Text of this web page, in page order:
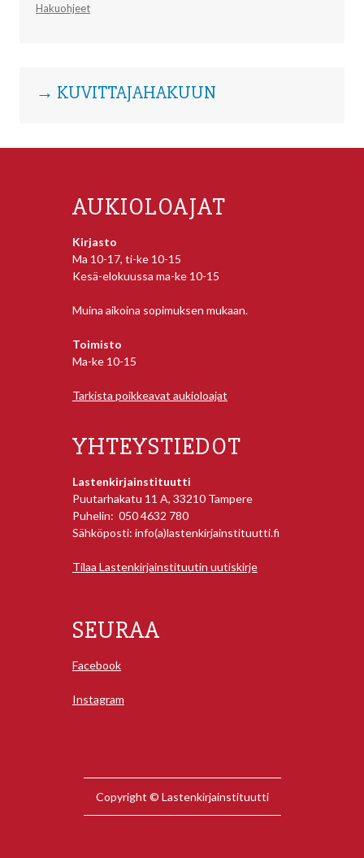
Hakuohjeet
→ KUVITTAJAHAKUUN
AUKIOLOAJAT
Kirjasto
Ma 10-17, ti-ke 10-15
Kesä-elokuussa ma-ke 10-15
Muina aikoina sopimuksen mukaan.
Toimisto
Ma-ke 10-15
Tarkista poikkeavat aukioloajat
YHTEYSTIEDOT
Lastenkirjainstituutti
Puutarhakatu 11 A, 33210 Tampere
Puhelin: 050 4632 780
Sähköposti: info(a)lastenkirjainstituutti.fi
Tilaa Lastenkirjainstituutin uutiskirje
SEURAA
Facebook
Instagram
Copyright © Lastenkirjainstituutti